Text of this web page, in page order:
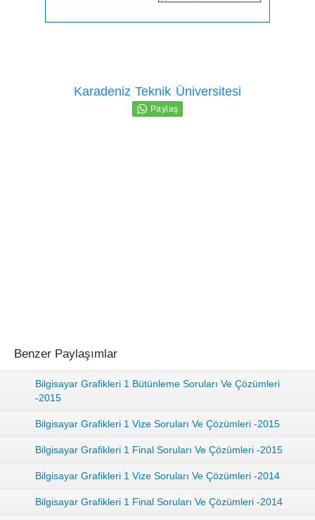
Karadeniz Teknik Üniversitesi
Benzer Paylaşımlar
Bilgisayar Grafikleri 1 Bütünleme Soruları Ve Çözümleri
-2015
Bilgisayar Grafikleri 1 Vize Soruları Ve Çözümleri -2015
Bilgisayar Grafikleri 1 Final Soruları Ve Çözümleri -2015
Bilgisayar Grafikleri 1 Vize Soruları Ve Çözümleri -2014
Bilgisayar Grafikleri 1 Final Soruları Ve Çözümleri -2014